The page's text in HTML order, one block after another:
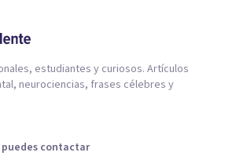
estudiantes y curiosos. Artículos
neurociencias, frases célebres y
puedes contactar